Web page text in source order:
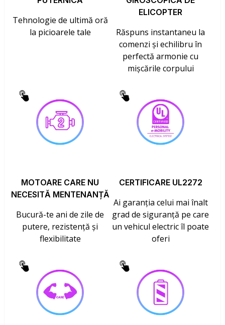
Tehnologie de ultimă oră
la picioarele tale
ELICOPTER
Răspuns instantaneu la
comenzi și echilibru în
perfectă armonie cu
mișcările corpului
MOTOARE CARE NU
NECESITĂ MENTENANȚĂ
Bucură-te ani de zile de
putere, rezistență și
flexibilitate
CERTIFICARE UL2272
Ai garanția celui mai înalt
grad de siguranță pe care
un vehicul electric îl poate
oferi